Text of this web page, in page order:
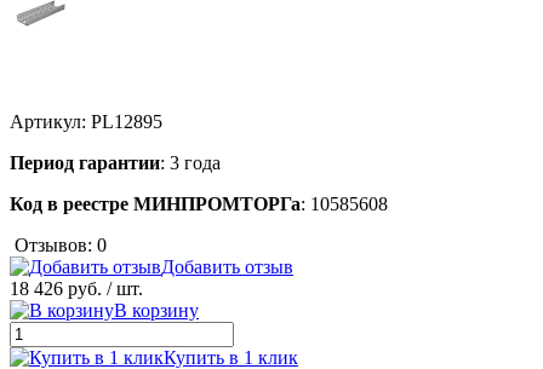
Артикул: PL12895
Период гарантии: 3 года
Код в реестре МИНПРОМТОРГа: 10585608
Отзывов: 0
Добавить отзыв
18 426 руб. / шт.
В корзину
Купить в 1 клик